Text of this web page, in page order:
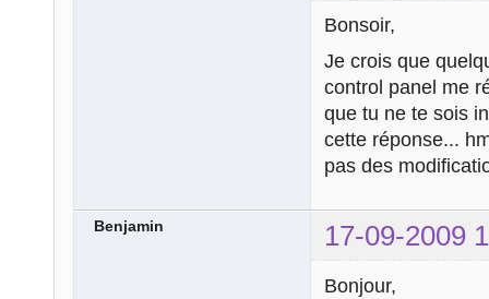
Bonsoir,
Je crois que
control panel me
que tu ne te sois
cette réponse...
pas des
Benjamin 17-09-2009
Bonjour,